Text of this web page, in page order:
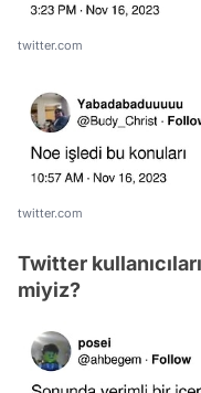
twitter.com
twitter.com
Twitter
miyiz?